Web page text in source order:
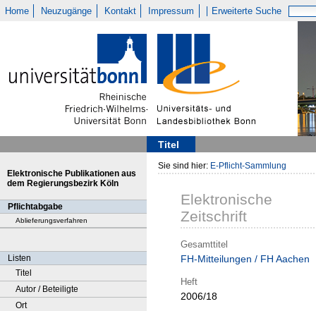
Home Neuzugänge Kontakt Impressum Erweiterte Suche
Titel
Elektronische Publikationen aus
dem Regierungsbezirk Köln
Pflichtabgabe
Ablieferungsverfahren
Listen
Titel
Autor / Beteiligte
Ort
Sie sind hier: E-Pflicht-Sammlung
Elektronische
Zeitschrift
Gesamttitel
FH-Mitteilungen / FH Aachen
Heft
2006/18